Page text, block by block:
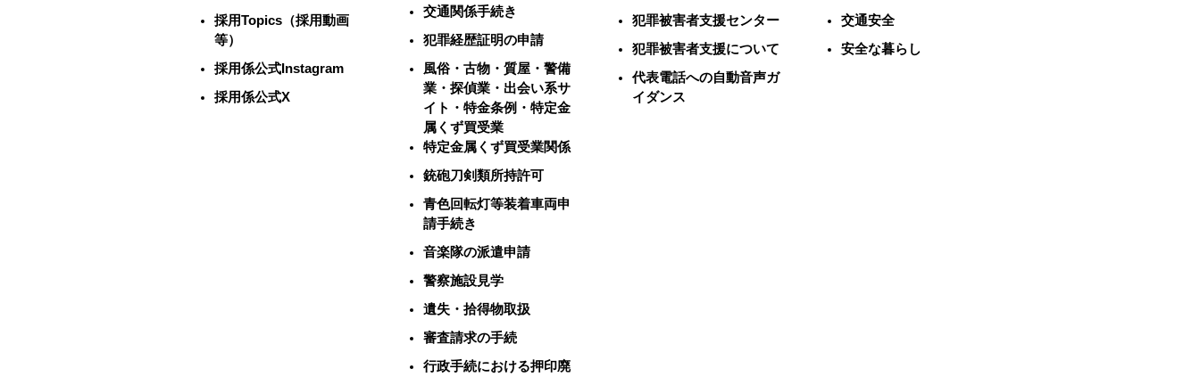
採用Topics（採用動画
等）
採用係公式Instagram
採用係公式X
交通関係手続き
犯罪経歴証明の申請
風俗・古物・質屋・警備
業・探偵業・出会い系サ
イト・特金条例・特定金
属くず買受業
特定金属くず買受業関係
銃砲刀剣類所持許可
青色回転灯等装着車両申
請手続き
音楽隊の派遣申請
警察施設見学
遺失・拾得物取扱
審査請求の手続
行政手続における押印廃
犯罪被害者支援センター
犯罪被害者支援について
代表電話への自動音声ガ
イダンス
交通安全
安全な暮らし